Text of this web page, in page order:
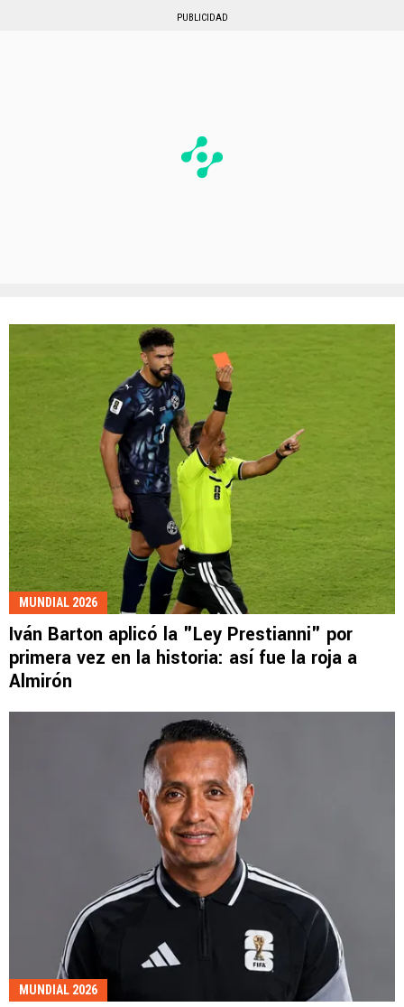
PUBLICIDAD
MUNDIAL 2026
Iván Barton aplicó la "Ley Prestianni" por
primera vez en la historia: así fue la roja a
Almirón
MUNDIAL 2026